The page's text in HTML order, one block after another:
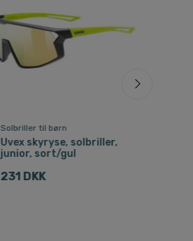
Solbriller til børn
Uvex skyryse, solbriller,
junior, sort/gul
231 DKK